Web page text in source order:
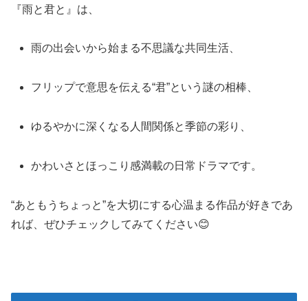
『雨と君と』は、
雨の出会いから始まる不思議な共同生活、
フリップで意思を伝える“君”という謎の相棒、
ゆるやかに深くなる人間関係と季節の彩り、
かわいさとほっこり感満載の日常ドラマです。
“あともうちょっと”を大切にする心温まる作品が好きであ
れば、ぜひチェックしてみてください😊